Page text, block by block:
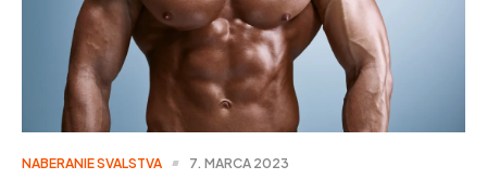
NABERANIE SVALSTVA 7. MARCA 2023